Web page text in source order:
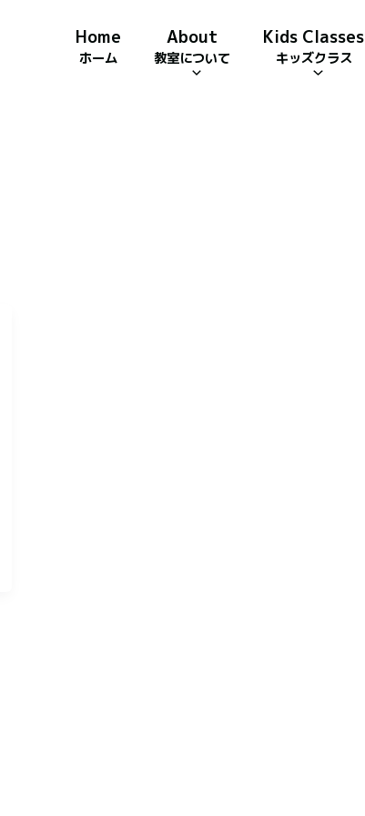
Home
ホーム
About
教室について
Kids Classes
キッズクラス